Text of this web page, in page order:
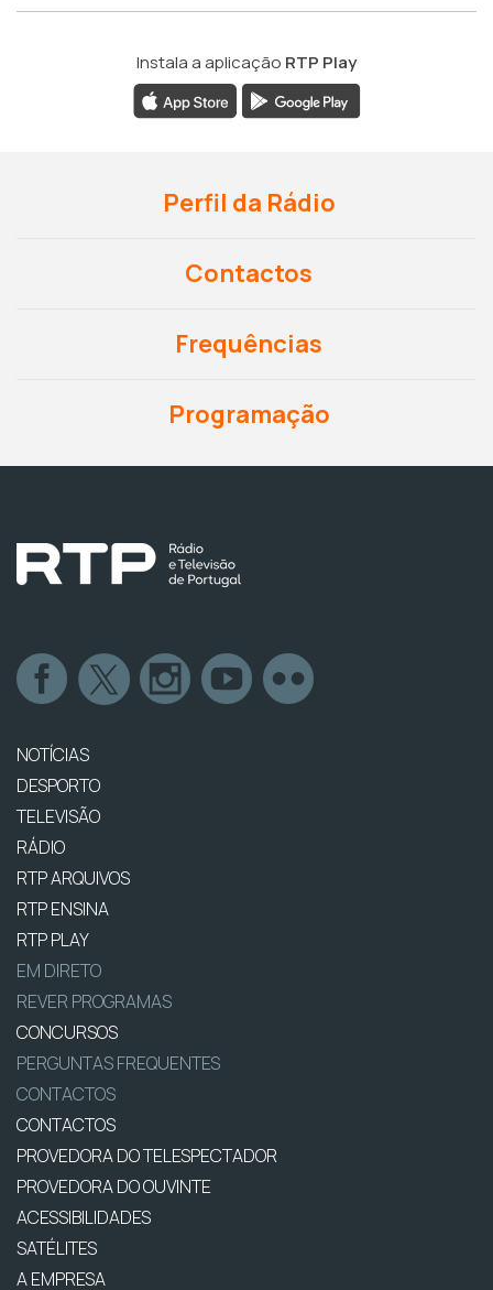
Instala a aplicação RTP Play
Perfil da Rádio
Contactos
Frequências
Programação
NOTÍCIAS
DESPORTO
TELEVISÃO
RÁDIO
RTP ARQUIVOS
RTP ENSINA
RTP PLAY
EM DIRETO
REVER PROGRAMAS
CONCURSOS
PERGUNTAS FREQUENTES
CONTACTOS
CONTACTOS
PROVEDORA DO TELESPECTADOR
PROVEDORA DO OUVINTE
ACESSIBILIDADES
SATÉLITES
A EMPRESA